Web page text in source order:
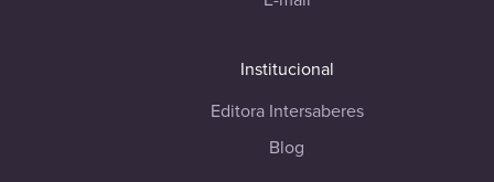
Institucional
Editora Intersaberes
Blog